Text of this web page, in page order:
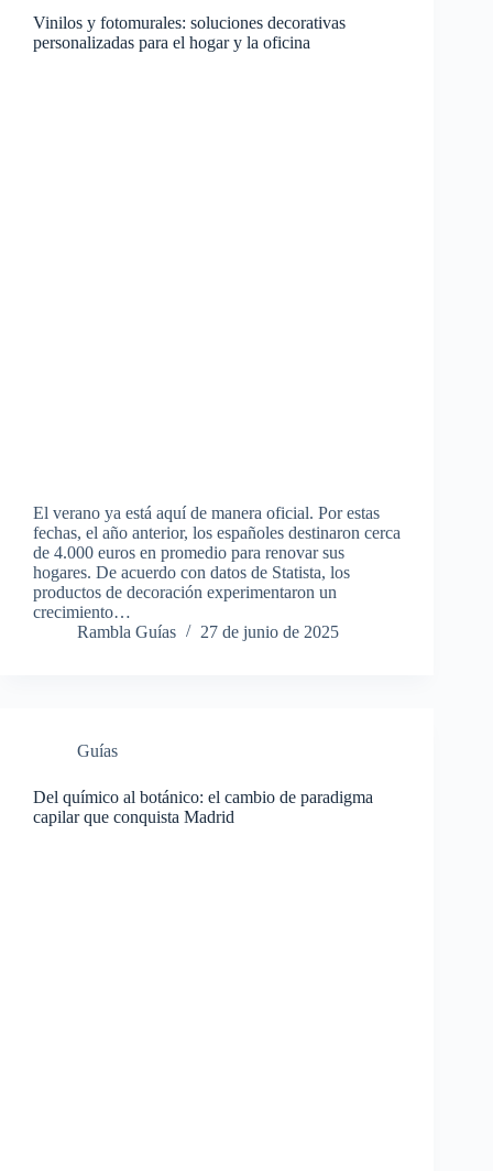
Vinilos y fotomurales: soluciones decorativas
personalizadas para el hogar y la oficina
El verano ya está aquí de manera oficial. Por estas
fechas, el año anterior, los españoles destinaron cerca
de 4.000 euros en promedio para renovar sus
hogares. De acuerdo con datos de Statista, los
productos de decoración experimentaron un
crecimiento…
Rambla Guías
27 de junio de 2025
Guías
Del químico al botánico: el cambio de paradigma
capilar que conquista Madrid